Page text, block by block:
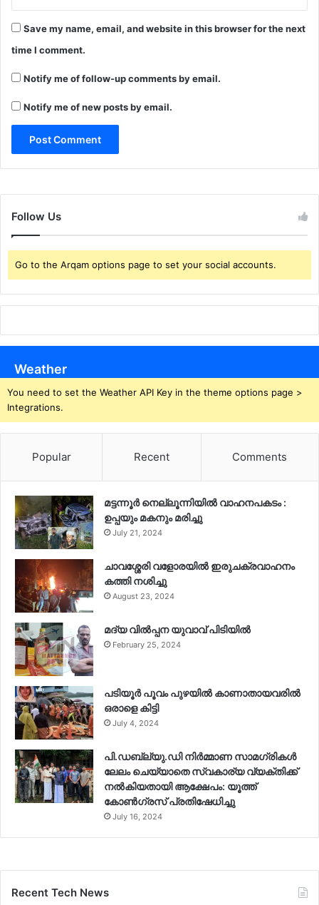
Save my name, email, and website in this browser for the next
time I comment.
Notify me of follow-up comments by email.
Notify me of new posts by email.
Follow Us
Go to the Arqam options page to set your social accounts.
Weather
You need to set the Weather API Key in the theme options page >
Integrations.
Popular Recent Comments
മട്ടന്നൂർ നെല്ലൂന്നിയിൽ വാഹനപകടം :
ഉപ്പയും മകനും മരിച്ചു
July 21, 2024
ചാവശ്ശേരി വളോരയിൽ ഇരുചക്രവാഹനം
കത്തി നശിച്ചു
August 23, 2024
മദ്യ വിൽപ്പന യുവാവ് പിടിയിൽ
February 25, 2024
പടിയൂർ പൂവം പുഴയിൽ കാണാതായവരിൽ
ഒരാളെ കിട്ടി
July 4, 2024
പി.ഡബ്ല്യു.ഡി നിർമ്മാണ സാമഗ്രികൾ
ലേലം ചെയ്യാതെ സ്വകാര്യ വ്യക്തിക്ക്
നൽകിയതായി ആക്ഷേപം: യൂത്ത്
കോൺഗ്രസ് പ്രതിഷേധിച്ചു
July 16, 2024
Recent Tech News